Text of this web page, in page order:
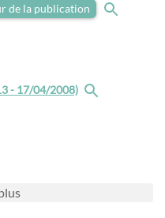
de la publication
- 17/04/2008)